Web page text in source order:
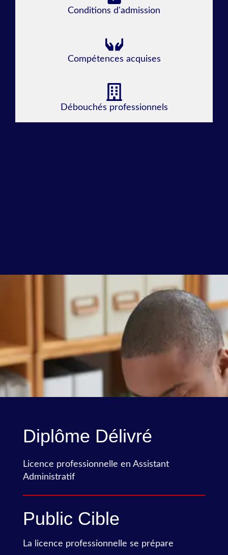
Conditions d'admission
Compétences acquises
Débouchés professionnels
Diplôme Délivré
Licence professionnelle en Assistant
Administratif
Public Cible
La licence professionnelle se prépare